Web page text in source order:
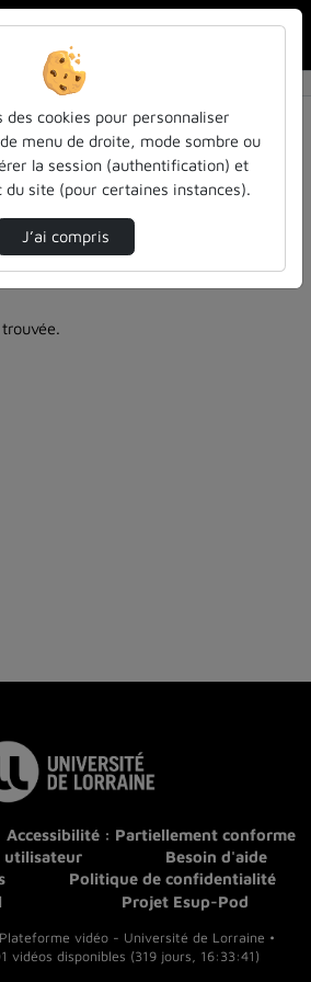
recherche
pour en retirer) :
petits-morceaux
des-sciences
Accessibilité : Partiellement conforme
utilisateur
Besoin d'aide
Politique de confidentialité
Projet Esup-Pod
vidéo - Université de Lorraine •
vidéos disponibles (319 jours, 16:33:41)
des cookies pour personnaliser
menu de droite, mode sombre ou
la session (authentification) et
du site (pour certaines instances).
J’ai compris